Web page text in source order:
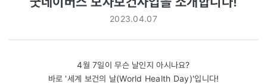
소개합니다!
2023.04.07
4월 7일이 무슨 날인지 아시나요?
바로 '세계 보건의 날(World Health Day)'입니다!